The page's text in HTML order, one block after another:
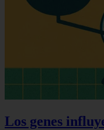
Los genes